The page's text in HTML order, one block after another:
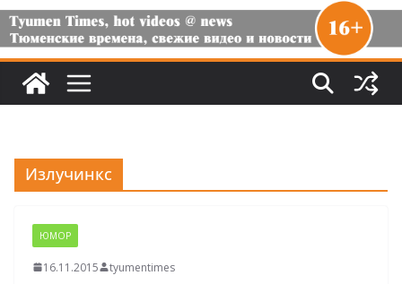
Излучинкс
ЮМОР
16.11.2015 tyumentimes